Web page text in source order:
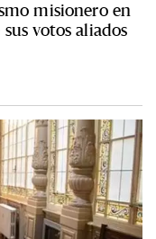
misionero en
votos aliados